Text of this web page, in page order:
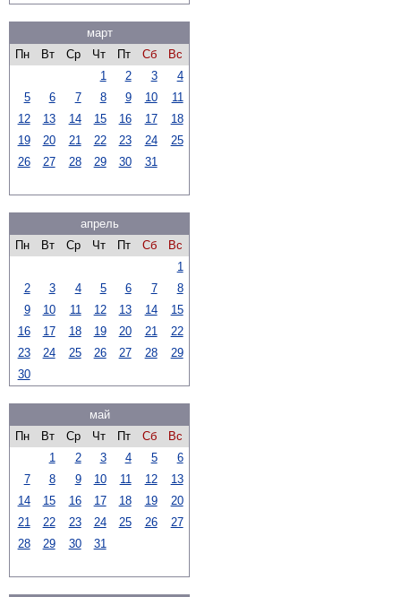
март
Пн
Вт Ср Чт Пт Сб
Вс
1
2 3
4
5
6 7 8 9 10
11
12
13 14 15 16 17
18
19
20 21 22 23 24
25
26
27 28 29 30 31
апрель
Пн
Вт Ср Чт Пт Сб
Вс
1
2
3 4 5 6 7
8
9
10 11 12 13 14
15
16
17 18 19 20 21
22
23
24 25 26 27 28
29
30
май
Пн
Вт Ср Чт Пт Сб
Вс
1
2 3 4 5
6
7
8 9 10 11 12
13
14
15 16 17 18 19
20
21
22 23 24 25 26
27
28
29 30 31